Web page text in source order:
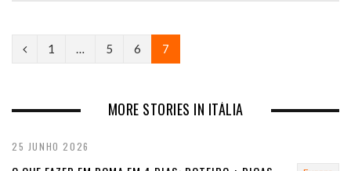
P
1 … 5 6 7
MORE STORIES IN ITÁLIA
25 JUNHO 2026